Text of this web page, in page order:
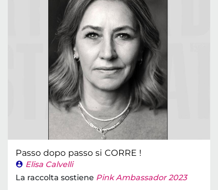
Passo dopo passo si CORRE !
Elisa Calvelli
La raccolta sostiene Pink Ambassador 2023